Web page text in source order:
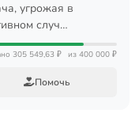
угрожая в
случ…
305 549,63 ₽ из 400 000 ₽
Помочь